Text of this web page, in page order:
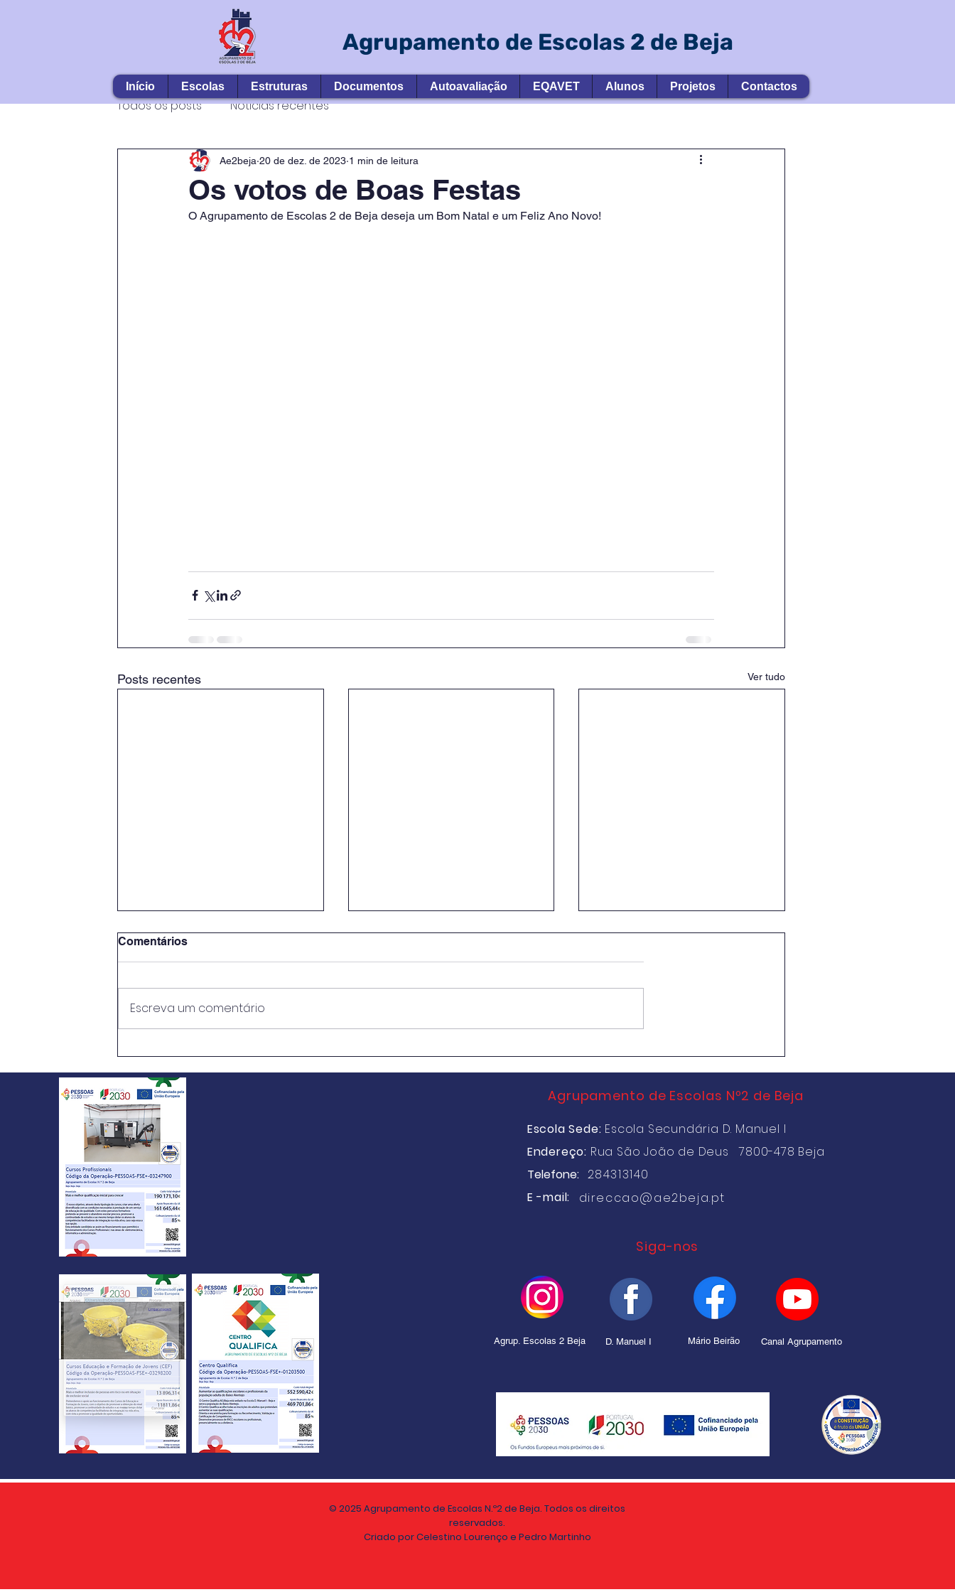
Agrupamento de Escolas 2 de Beja
Início Escolas Estruturas Documentos Autoavaliação EQAVET Alunos Projetos Contactos
Todos os posts Notícias recentes
Os votos de Boas Festas
Ae2beja 20 de dez. de 2023 1 min de leitura
O Agrupamento de Escolas 2 de Beja deseja um Bom Natal e um Feliz Ano Novo!
Posts recentes Ver tudo
Superiores: Terapeutas da
Fala e Animador Social
Comentários
Escreva um comentário
Agrupamento de Escolas Nº2 de Beja
Escola Sede: Escola Secundária D. Manuel I
Endereço: Rua São João de Deus 7800-478 Beja
Telefone:
E -mail:
284313140
direccao@ae2beja.pt
Siga-nos
Agrup. Escolas 2 Beja D. Manuel I Mário Beirão Canal Agrupamento
© 2025 Agrupamento de Escolas N.º2 de Beja. Todos os direitos
reservados.
Criado por Celestino Lourenço e Pedro Martinho